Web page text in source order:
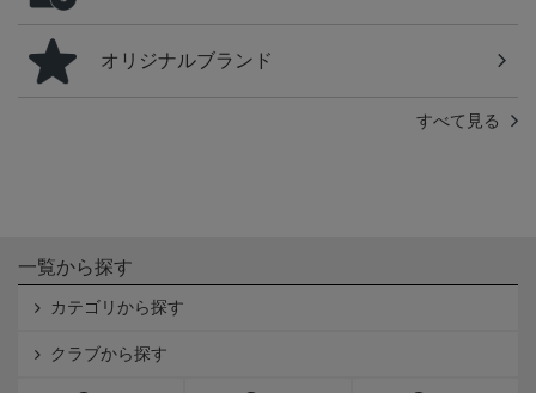
オリジナルブランド
すべて見る
一覧から探す
カテゴリから探す
クラブから探す